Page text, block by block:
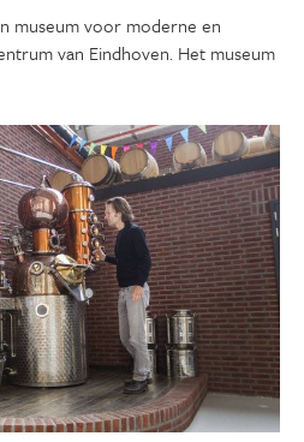
museum voor moderne en
van Eindhoven. Het museum